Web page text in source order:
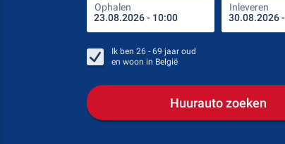
Ophalen Inleveren
Ik ben 26 - 69 jaar oud
en woon in België
Huurauto zoeken